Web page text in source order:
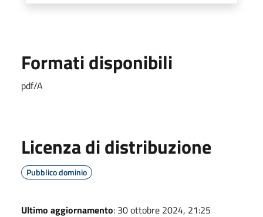
Formati disponibili
pdf/A
Licenza di distribuzione
Pubblico dominio
Ultimo aggiornamento: 30 ottobre 2024, 21:25